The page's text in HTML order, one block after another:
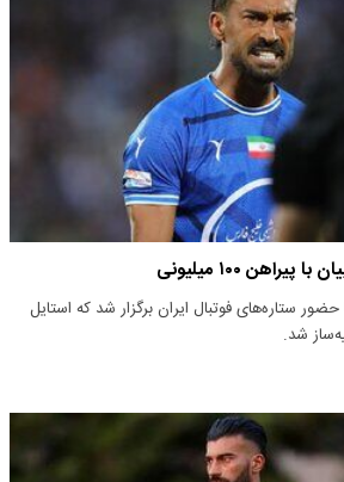
۱۰۰ میلیونی
ستاره‌های فوتبال ایران برگزار شد که استایل
شد.